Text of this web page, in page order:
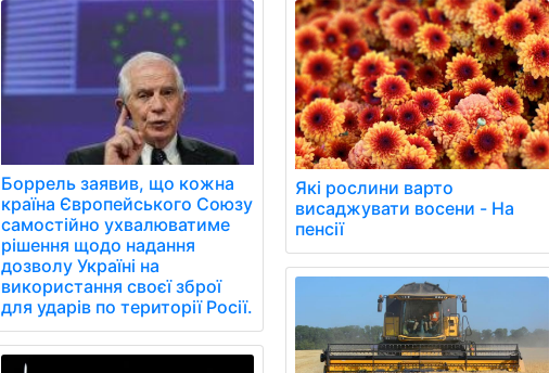
Боррель заявив, що кожна
країна Європейського Союзу
самостійно ухвалюватиме
рішення щодо надання
дозволу Україні на
використання своєї зброї
для ударів по території Росії.
Які рослини варто
висаджувати восени - На
пенсії